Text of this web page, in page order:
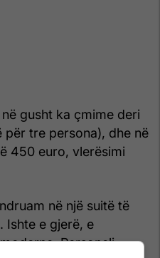
gusht ka çmime deri
për tre persona), dhe në
450 euro, vlerësimi
në një suitë të
Ishte e gjerë, e
Personeli,